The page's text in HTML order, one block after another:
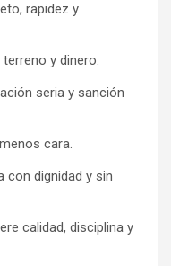
rapidez y
y dinero.
seria y sanción
cara.
con dignidad y sin
calidad, disciplina y